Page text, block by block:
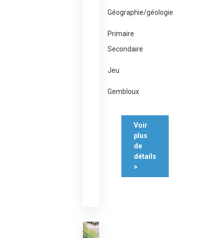
Géographie/géologie
Primaire
Secondaire
Jeu
Gembloux
Voir
plus
de
détails
>